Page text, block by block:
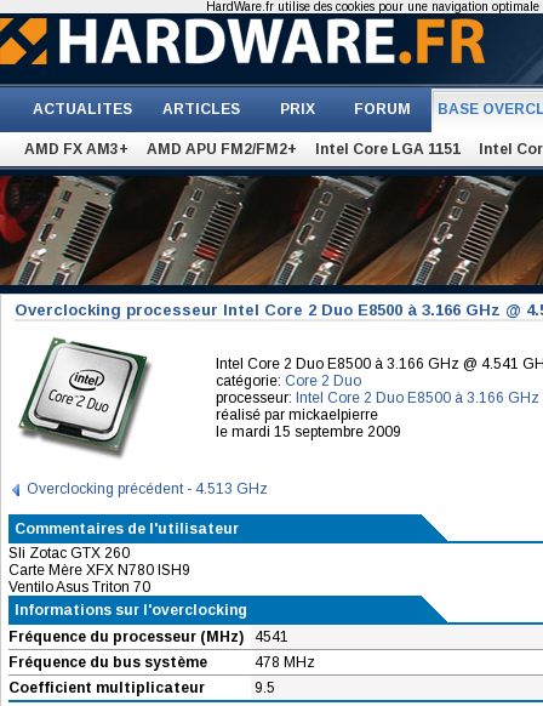
ACTUALITES ARTICLES PRIX FORUM BASE
AMD FX AM3+ AMD APU FM2/FM2+ Intel Core LGA 1151 Intel
Overclocking processeur Intel Core 2 Duo E8500 à 3.166 GHz @
Intel Core 2 Duo E8500 à 3.166 GHz @ 4.541
catégorie: Core 2 Duo
processeur: Intel Core 2 Duo E8500 à 3.166 GHz
réalisé par mickaelpierre
le mardi 15 septembre 2009
Overclocking précédent - 4.513 GHz
Commentaires de l'utilisateur
Sli Zotac GTX 260
Carte Mère XFX N780 ISH9
Ventilo Asus Triton 70
Informations sur l'overclocking
Fréquence du processeur (MHz)
4541
Fréquence du bus système
478 MHz
Coefficient multiplicateur
9.5
HardWare.fr utilise des cookies pour une navigation